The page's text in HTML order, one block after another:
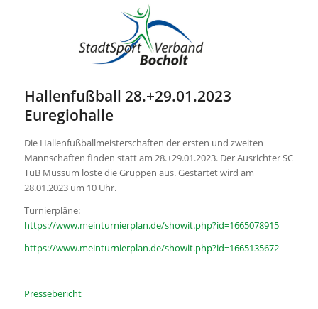
Hallenfußball 28.+29.01.2023
Euregiohalle
Die Hallenfußballmeisterschaften der ersten und zweiten
Mannschaften finden statt am 28.+29.01.2023. Der Ausrichter SC
TuB Mussum loste die Gruppen aus. Gestartet wird am
28.01.2023 um 10 Uhr.
Turnierpläne:
https://www.meinturnierplan.de/showit.php?id=1665078915
https://www.meinturnierplan.de/showit.php?id=1665135672
Pressebericht